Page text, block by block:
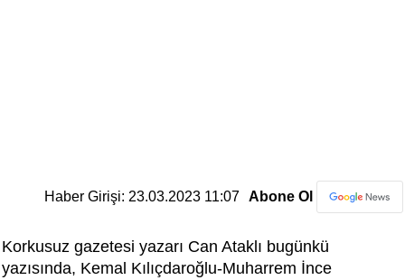
Haber Girişi: 23.03.2023 11:07 Abone Ol
Korkusuz gazetesi yazarı Can Ataklı bugünkü
yazısında, Kemal Kılıçdaroğlu-Muharrem İnce